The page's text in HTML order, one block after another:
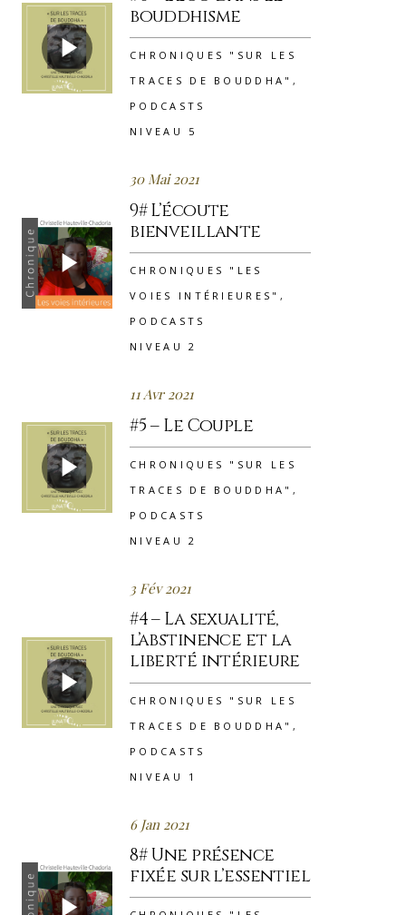
bouddhisme
CHRONIQUES "SUR LES
TRACES DE BOUDDHA" ,
PODCASTS
NIVEAU 5
30 Mai 2021
9# L’écoute
bienveillante
CHRONIQUES "LES
VOIES INTÉRIEURES" ,
PODCASTS
NIVEAU 2
11 Avr 2021
#5 – Le Couple
CHRONIQUES "SUR LES
TRACES DE BOUDDHA" ,
PODCASTS
NIVEAU 2
3 Fév 2021
#4 – La sexualité,
l’abstinence et la
liberté intérieure
CHRONIQUES "SUR LES
TRACES DE BOUDDHA" ,
PODCASTS
NIVEAU 1
6 Jan 2021
8# Une présence
fixée sur l’essentiel